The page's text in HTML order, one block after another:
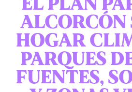
ALCORCÓN
HOGAR
PARQUES
FUENTES,